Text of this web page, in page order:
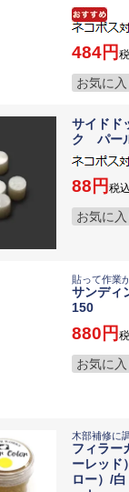
484
お気に
サイドド
ク パー
88 税込
お気に
貼って作業
サンディ
150
880
お気に
木部補修に
フィラ
ーレッド
ロー）/